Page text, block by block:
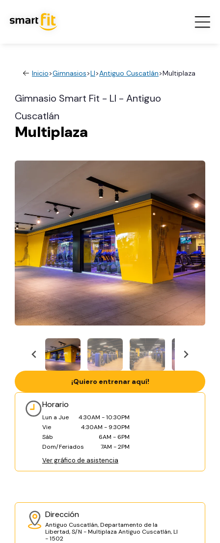
Inicio>Gimnasios>LI>Antiguo Cuscatlán>Multiplaza
Gimnasio Smart Fit - LI - Antiguo
Cuscatlán
Multiplaza
Horario
Lun a Jue
4:30AM - 10:30PM
Vie
4:30AM - 9:30PM
Sáb
6AM - 6PM
Dom/Feriados
7AM - 2PM
Ver gráfico de asistencia
Dirección
Antiguo Cuscatlán, Departamento de la
Libertad, S/N - Multiplaza Antiguo Cuscatlán, LI
- 1502
¡Quiero entrenar aquí!